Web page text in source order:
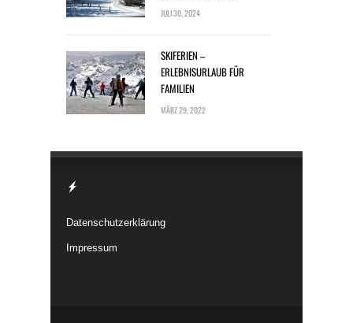
JULI 30, 2024
SKIFERIEN –
ERLEBNISURLAUB FÜR
FAMILIEN
MÄRZ 29, 2022
Datenschutzerklärung
Impressum